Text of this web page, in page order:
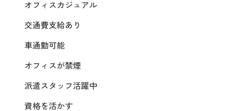
オフィスカジュアル
交通費支給あり
車通勤可能
オフィスが禁煙
派遣スタッフ活躍中
資格を活かす